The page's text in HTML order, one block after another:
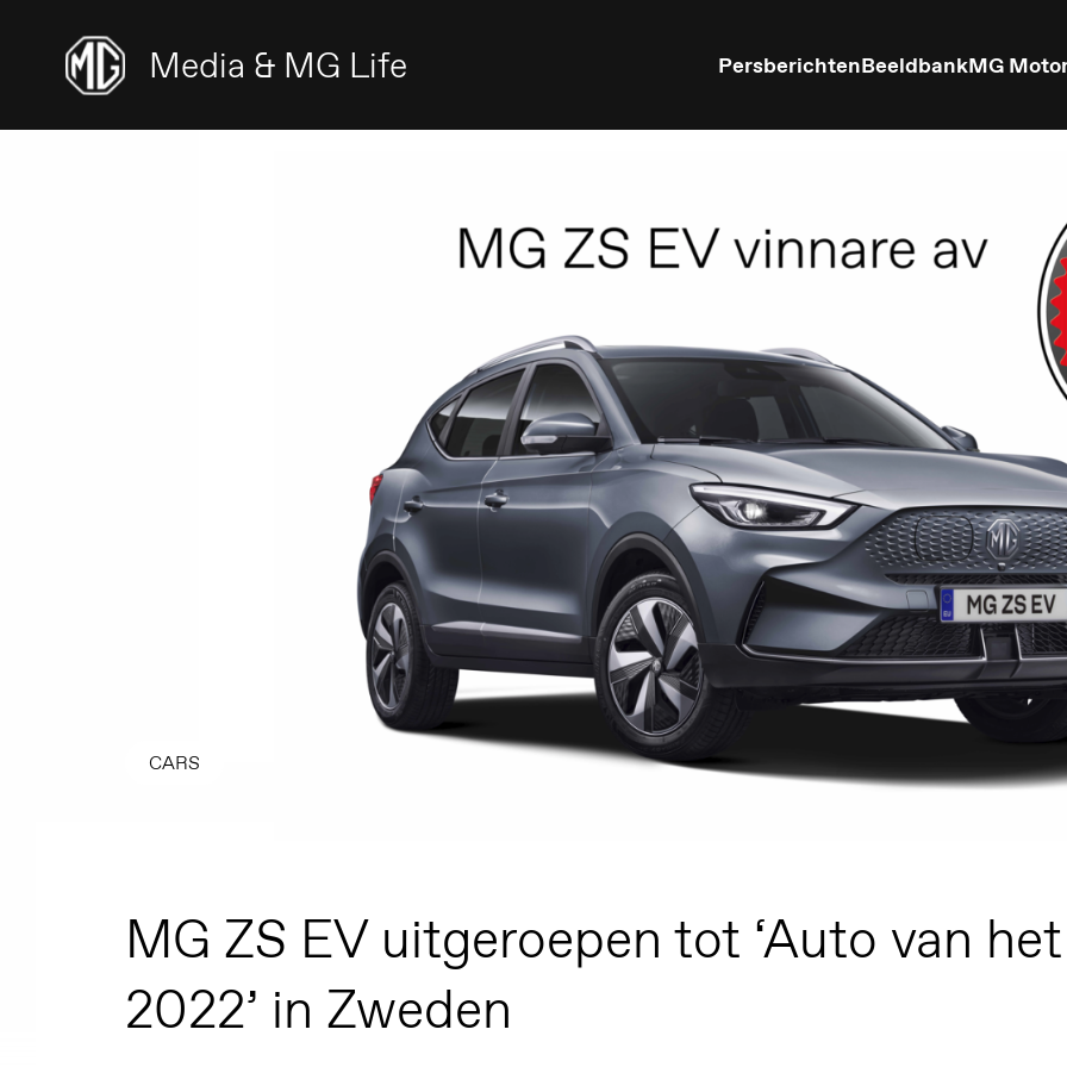
Media & MG Life PersberichtenBeeldbankMG
CARS
MG ZS EV uitgeroepen tot ‘Auto van
2022’ in Zweden